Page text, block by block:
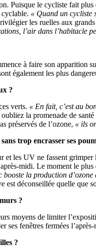
Puisque le cycliste fait
« Quand un cycliste
les ruelles aux
l’air dans l’habitacle
à faire son apparition
également les plus
?
verts. « En fait, c’est au
la promenade de
préservés de l’ozone, « ils
trop encrasser ses
et les UV ne fassent
midi. Le moment le
la production d’ozone
est déconseillée quelle que
?
moyens de limiter
ses fenêtres fermées
?